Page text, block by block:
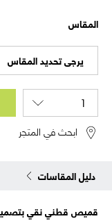
المقاس
يرجى تحديد المقاس
ابحث في المتجر
دليل المقاسات
قميص قطني نقي